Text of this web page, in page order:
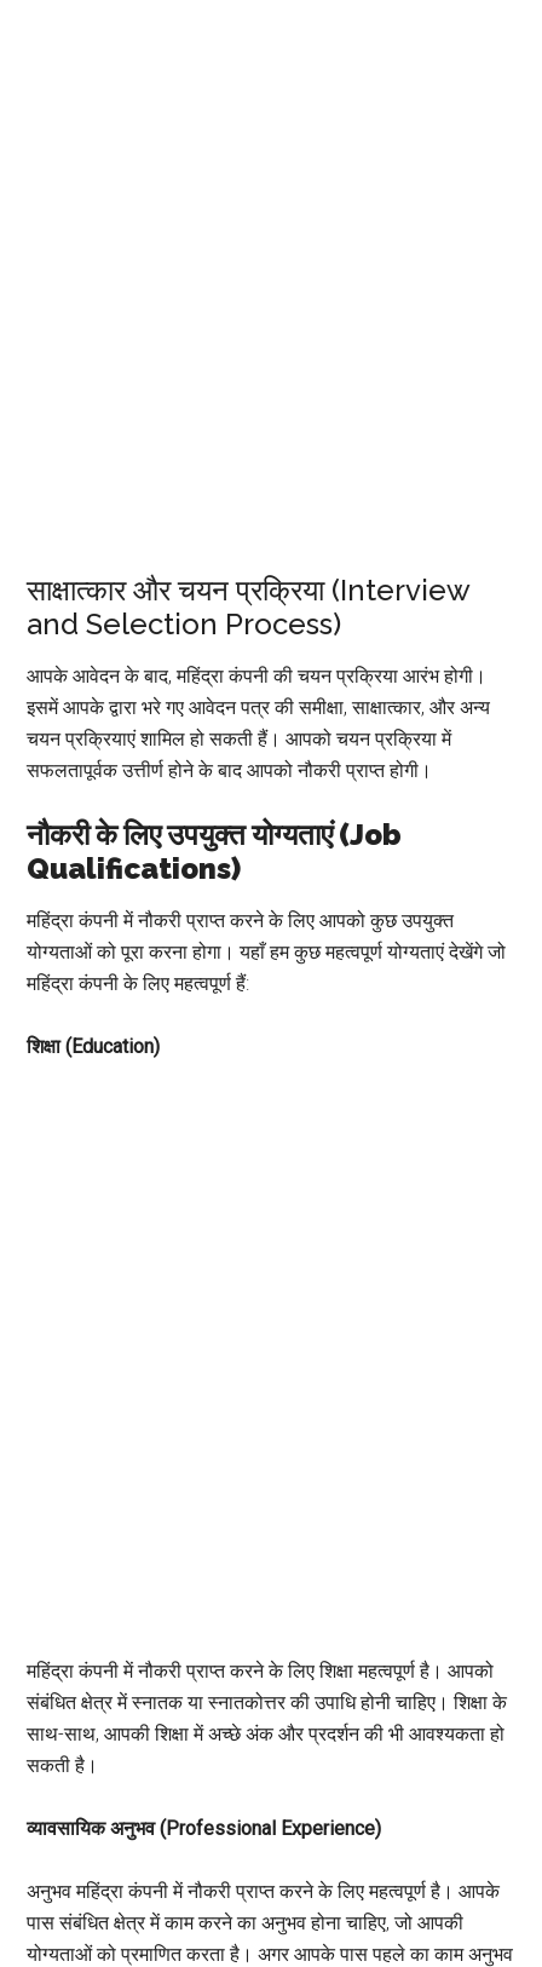
साक्षात्कार और चयन प्रक्रिया (Interview
and Selection Process)
आपके आवेदन के बाद, महिंद्रा कंपनी की चयन प्रक्रिया आरंभ होगी।
इसमें आपके द्वारा भरे गए आवेदन पत्र की समीक्षा, साक्षात्कार, और अन्य
चयन प्रक्रियाएं शामिल हो सकती हैं। आपको चयन प्रक्रिया में
सफलतापूर्वक उत्तीर्ण होने के बाद आपको नौकरी प्राप्त होगी।
नौकरी के लिए उपयुक्त योग्यताएं (Job
Qualifications)
महिंद्रा कंपनी में नौकरी प्राप्त करने के लिए आपको कुछ उपयुक्त
योग्यताओं को पूरा करना होगा। यहाँ हम कुछ महत्वपूर्ण योग्यताएं देखेंगे जो
महिंद्रा कंपनी के लिए महत्वपूर्ण हैं:
शिक्षा (Education)
महिंद्रा कंपनी में नौकरी प्राप्त करने के लिए शिक्षा महत्वपूर्ण है। आपको
संबंधित क्षेत्र में स्नातक या स्नातकोत्तर की उपाधि होनी चाहिए। शिक्षा के
साथ-साथ, आपकी शिक्षा में अच्छे अंक और प्रदर्शन की भी आवश्यकता हो
सकती है।
व्यावसायिक अनुभव (Professional Experience)
अनुभव महिंद्रा कंपनी में नौकरी प्राप्त करने के लिए महत्वपूर्ण है। आपके
पास संबंधित क्षेत्र में काम करने का अनुभव होना चाहिए, जो आपकी
योग्यताओं को प्रमाणित करता है। अगर आपके पास पहले का काम अनुभव